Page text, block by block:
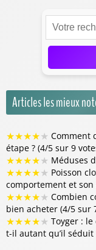
Articles les mieux
★★★★★ Comment
étape ? (4/5 sur 9
★★★★★ Méduses
★★★★★ Poisson
comportement et
★★★★★ Combien
bien acheter (4/5 sur
★★★★★ Toyger :
t-il autant qu’il séduit